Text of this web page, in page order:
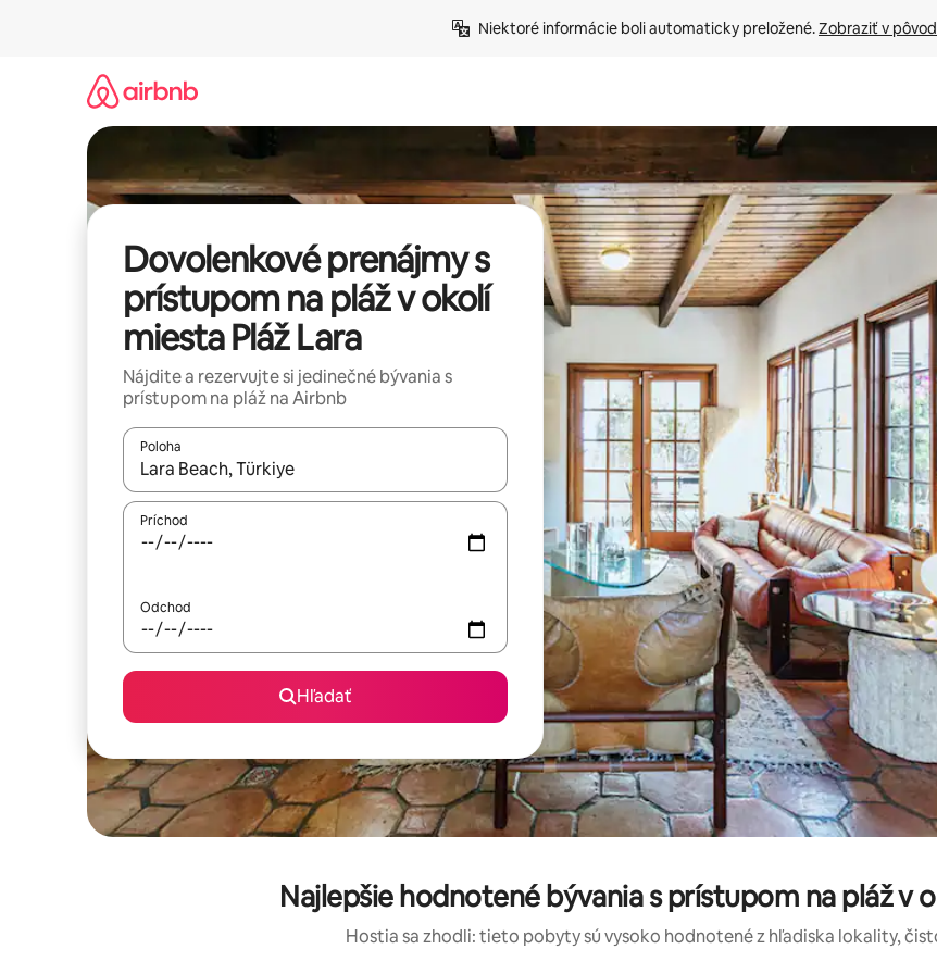
Niektoré informácie boli automaticky preložené. Zobraziť v
Dovolenkové prenájmy s
prístupom na pláž v okolí
miesta Pláž Lara
Nájdite a rezervujte si jedinečné bývania s
prístupom na pláž na Airbnb
Poloha
Keď budú výsledky k dispozícii, môžete si ich prechádzať pomocou klávesov so šípkami nahor a nadol alebo ich
Príchod
Odchod
Hľadať
Najlepšie hodnotené bývania s prístupom na pláž v
Hostia sa zhodli: tieto pobyty sú vysoko hodnotené z hľadiska lokality,